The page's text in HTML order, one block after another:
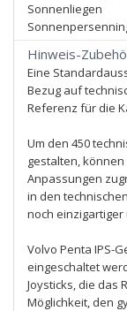
Sonnenliegen
Hinweis-
Eine
Bezug auf
Referenz für die
Um den 450
gestalten,
Anpassungen
in den
noch
Volvo Penta IPS-
eingeschaltet
Joysticks, die das
Möglichkeit, den